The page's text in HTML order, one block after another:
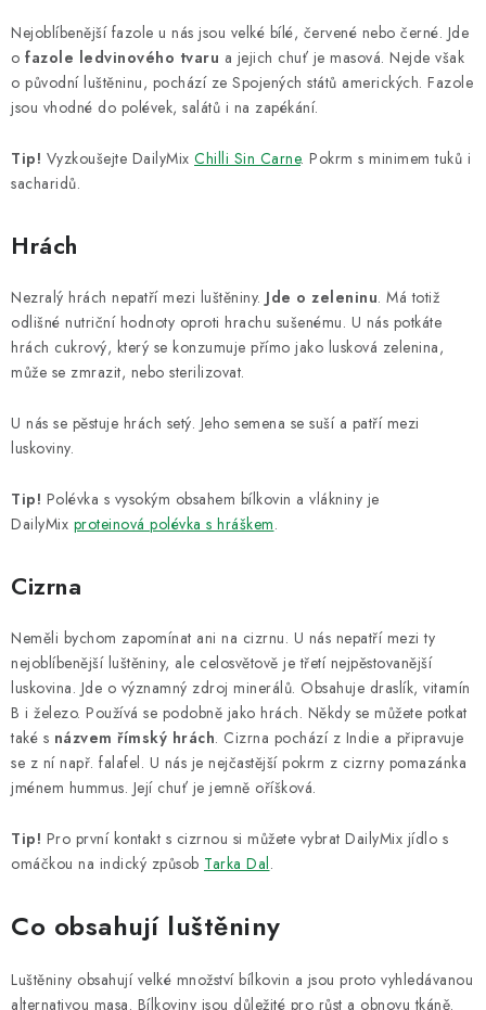
Nejoblíbenější fazole u nás jsou velké bílé, červené nebo černé. Jde
o fazole ledvinového tvaru a jejich chuť je masová. Nejde však
o původní luštěninu, pochází ze Spojených států amerických. Fazole
jsou vhodné do polévek, salátů i na zapékání.
Tip! Vyzkoušejte DailyMix Chilli Sin Carne. Pokrm s minimem tuků i
sacharidů.
Hrách
Nezralý hrách nepatří mezi luštěniny. Jde o zeleninu. Má totiž
odlišné nutriční hodnoty oproti hrachu sušenému. U nás potkáte
hrách cukrový, který se konzumuje přímo jako lusková zelenina,
může se zmrazit, nebo sterilizovat.
U nás se pěstuje hrách setý. Jeho semena se suší a patří mezi
luskoviny.
Tip! Polévka s vysokým obsahem bílkovin a vlákniny je
DailyMix proteinová polévka s hráškem.
Cizrna
Neměli bychom zapomínat ani na cizrnu. U nás nepatří mezi ty
nejoblíbenější luštěniny, ale celosvětově je třetí nejpěstovanější
luskovina. Jde o významný zdroj minerálů. Obsahuje draslík, vitamín
B i železo. Používá se podobně jako hrách. Někdy se můžete potkat
také s názvem římský hrách. Cizrna pochází z Indie a připravuje
se z ní např. falafel. U nás je nejčastější pokrm z cizrny pomazánka
jménem hummus. Její chuť je jemně oříšková.
Tip! Pro první kontakt s cizrnou si můžete vybrat DailyMix jídlo s
omáčkou na indický způsob Tarka Dal.
Co obsahují luštěniny
Luštěniny obsahují velké množství bílkovin a jsou proto vyhledávanou
alternativou masa. Bílkoviny jsou důležité pro růst a obnovu tkáně.